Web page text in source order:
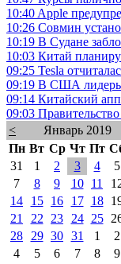
10:40 Apple
10:26 Совмин
10:19 В Судане
10:03 Китай
09:25 Tesla
09:19 В США лидеры
09:14 Китайский
09:03
<
Январь 2019
Пн Вт Ср Чт Пт
31
1 2 3 4 5
7
8 9 10 11
14
15 16 17 18
21
22 23 24 25
28
29 30 31 1 2
4
5 6 7 8 9